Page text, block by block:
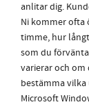
anlitar dig.
Ni kommer ofta
timme, hur
som du
varierar och om
bestämma
Microsoft